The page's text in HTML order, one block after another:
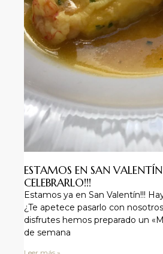
ESTAMOS EN SAN
CELEBRARLO!!!
Estamos ya en San Valentín!!!
¿Te apetece pasarlo con
disfrutes hemos preparado un
de semana